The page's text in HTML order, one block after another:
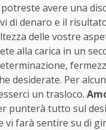
avere una
di denaro e il
delle vostre
alla carica in un
desiderate. Per
un trasloco.
punterà tutto sul
vi farà sentire su di